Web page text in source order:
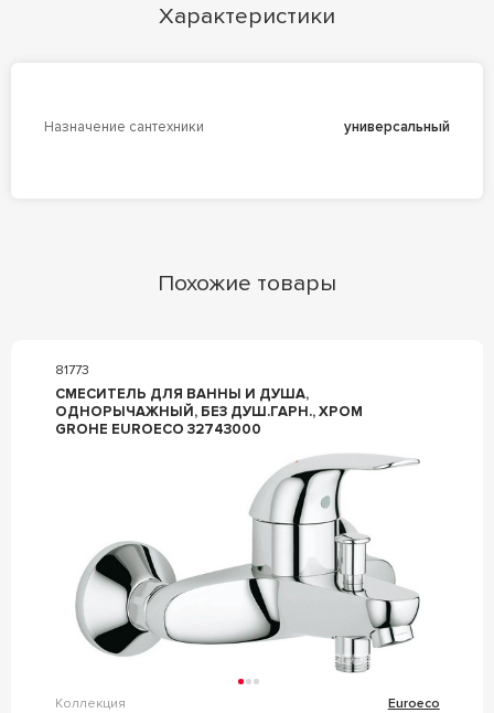
Характеристики
Назначение сантехники универсальный
Похожие товары
81773
СМЕСИТЕЛЬ ДЛЯ ВАННЫ И ДУША,
ОДНОРЫЧАЖНЫЙ, БЕЗ ДУШ.ГАРН., ХРОМ
GROHE EUROECO 32743000
Коллекция
Euroeco